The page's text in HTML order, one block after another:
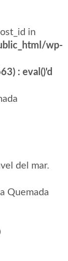
in
wp-
: eval()'d
del mar.
Quemada